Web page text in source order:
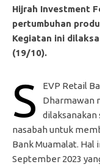
Hijrah Investment
pertumbuhan
Kegiatan ini
(19/10).
S
EVP Retail
Dharmawan
dilaksanakan
nasabah untuk
Bank Muamalat.
September 2023